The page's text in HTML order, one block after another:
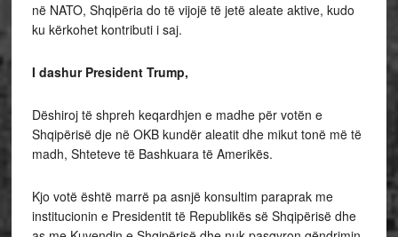
në NATO, Shqipëria do të vijojë të jetë aleate aktive, kudo
ku kërkohet kontributi i saj.
I dashur President Trump,
Dëshiroj të shpreh keqardhjen e madhe për votën e
Shqipërisë dje në OKB kundër aleatit dhe mikut tonë më të
madh, Shteteve të Bashkuara të Amerikës.
Kjo votë është marrë pa asnjë konsultim paraprak me
institucionin e Presidentit të Republikës së Shqipërisë dhe